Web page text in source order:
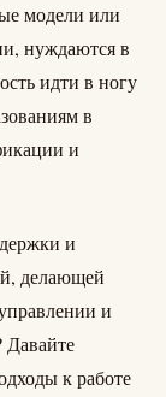
модели или
нуждаются в
идти в ногу
в
и
и
делающей
и
Давайте
к работе